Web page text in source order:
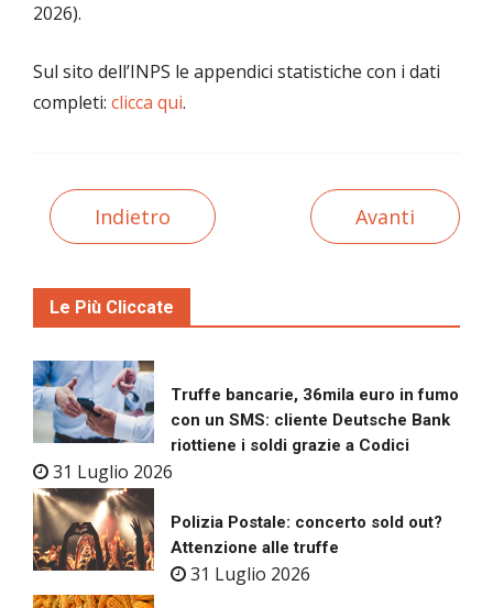
2026).
Sul sito dell’INPS le appendici statistiche con i dati
completi: clicca qui.
Indietro Avanti
Le Più Cliccate
Truffe bancarie, 36mila euro in fumo
con un SMS: cliente Deutsche Bank
riottiene i soldi grazie a Codici
31 Luglio 2026
Polizia Postale: concerto sold out?
Attenzione alle truffe
31 Luglio 2026